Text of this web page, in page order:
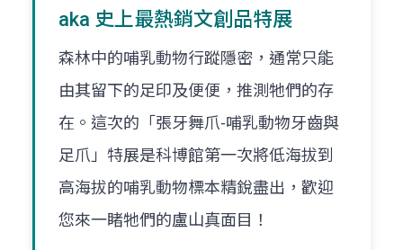
aka 史上最熱銷文創品特展
森林中的哺乳動物行蹤隱密，通常只能
由其留下的足印及便便，推測牠們的存
在。這次的「張牙舞爪-哺乳動物牙齒與
足爪」特展是科博館第一次將低海拔到
高海拔的哺乳動物標本精銳盡出，歡迎
您來一睹牠們的盧山真面目！